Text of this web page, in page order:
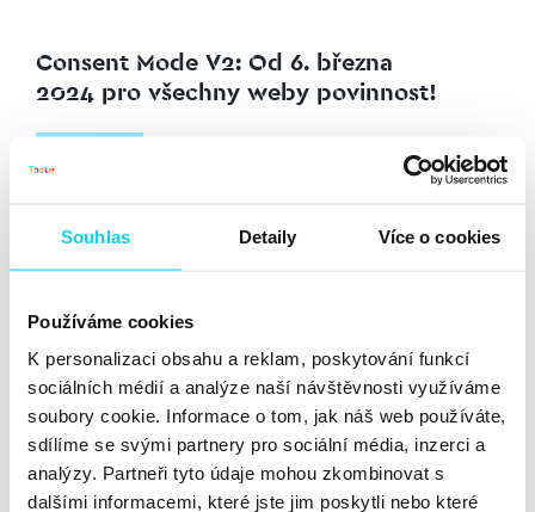
Souhlas Detaily Více o cookies
Používáme cookies
K personalizaci obsahu a reklam, poskytování funkcí
sociálních médií a analýze naší návštěvnosti využíváme
soubory cookie. Informace o tom, jak náš web používáte,
sdílíme se svými partnery pro sociální média, inzerci a
analýzy. Partneři tyto údaje mohou zkombinovat s
dalšími informacemi, které jste jim poskytli nebo které
Consent Mode V2: Od 6. března
2024 pro všechny weby povinnost!
18. 1. 2024
Digitální marketing prochází zásadními změnami a v
popředí těchto změn je určitě Consent Mode V2 od
přestanou se vám sbírat publika a přiřazovat správně
konverze k daným uživatelům. Tento nový setup
reaguje... Číst dále »
Jak správně na cookies od 1. 1.